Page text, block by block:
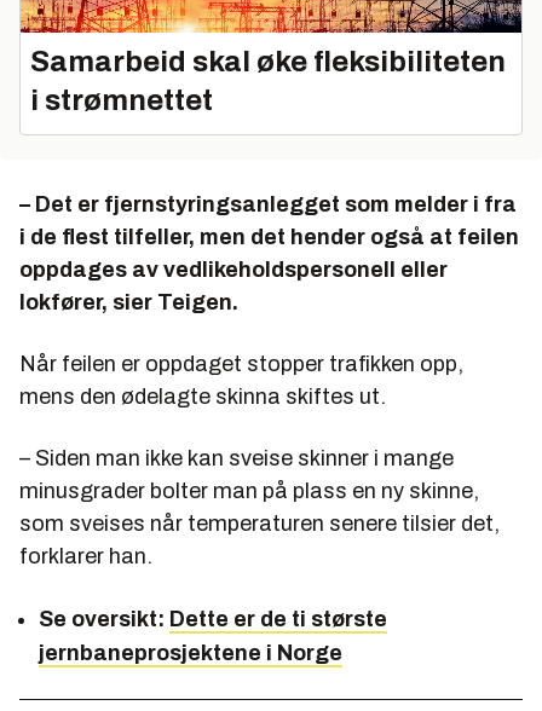
Samarbeid skal øke fleksibiliteten
i strømnettet
– Det er fjernstyringsanlegget som melder i fra
i de flest tilfeller, men det hender også at feilen
oppdages av vedlikeholdspersonell eller
lokfører, sier Teigen.
Når feilen er oppdaget stopper trafikken opp,
mens den ødelagte skinna skiftes ut.
– Siden man ikke kan sveise skinner i mange
minusgrader bolter man på plass en ny skinne,
som sveises når temperaturen senere tilsier det,
forklarer han.
Se oversikt: Dette er de ti største
jernbaneprosjektene i Norge